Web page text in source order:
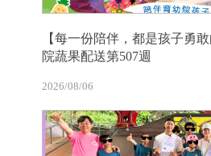
【每一份陪伴，都是孩子勇
院蔬果配送第507週
2026/08/06